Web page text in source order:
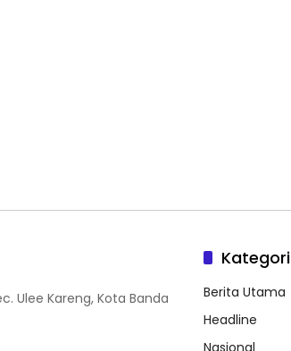
Ulee Kareng, Kota Banda
Kategori
Berita Utama
Headline
Nasional